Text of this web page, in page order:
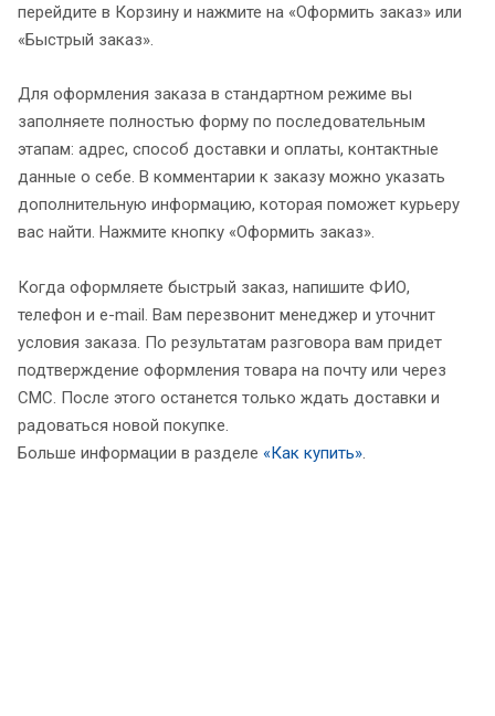
перейдите в Корзину и нажмите на «Оформить заказ» или
«Быстрый заказ».
Для оформления заказа в стандартном режиме вы
заполняете полностью форму по последовательным
этапам: адрес, способ доставки и оплаты, контактные
данные о себе. В комментарии к заказу можно указать
дополнительную информацию, которая поможет курьеру
вас найти. Нажмите кнопку «Оформить заказ».
Когда оформляете быстрый заказ, напишите ФИО,
телефон и e-mail. Вам перезвонит менеджер и уточнит
условия заказа. По результатам разговора вам придет
подтверждение оформления товара на почту или через
СМС. После этого останется только ждать доставки и
радоваться новой покупке.
Больше информации в разделе «Как купить».